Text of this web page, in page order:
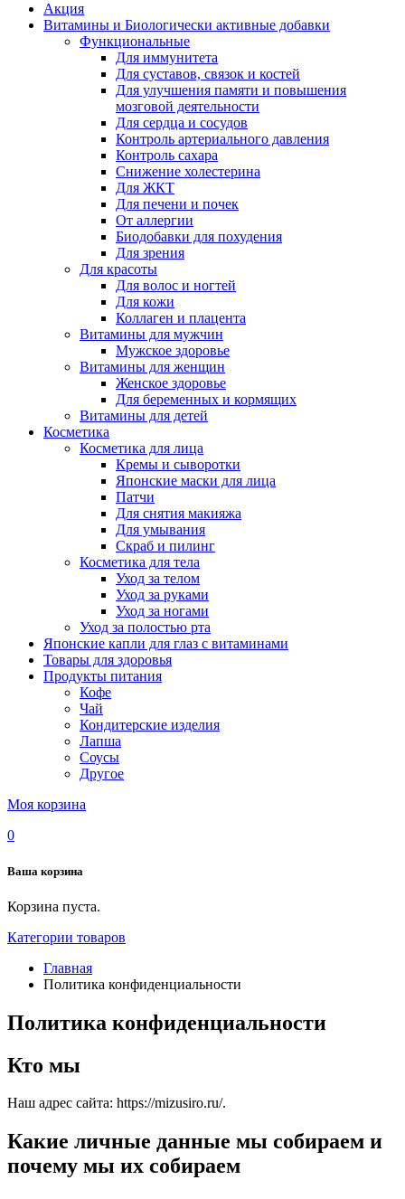
Акция
Витамины и Биологически активные добавки
Функциональные
Для иммунитета
Для суставов, связок и костей
Для улучшения памяти и повышения
мозговой деятельности
Для сердца и сосудов
Контроль артериального давления
Контроль сахара
Снижение холестерина
Для ЖКТ
Для печени и почек
От аллергии
Биодобавки для похудения
Для зрения
Для красоты
Для волос и ногтей
Для кожи
Коллаген и плацента
Витамины для мужчин
Мужское здоровье
Витамины для женщин
Женское здоровье
Для беременных и кормящих
Витамины для детей
Косметика
Косметика для лица
Кремы и сыворотки
Японские маски для лица
Патчи
Для снятия макияжа
Для умывания
Скраб и пилинг
Косметика для тела
Уход за телом
Уход за руками
Уход за ногами
Уход за полостью рта
Японские капли для глаз с витаминами
Товары для здоровья
Продукты питания
Кофе
Чай
Кондитерские изделия
Лапша
Соусы
Другое
Моя корзина
0
Ваша корзина
Корзина пуста.
Категории товаров
Главная
Политика конфиденциальности
Политика конфиденциальности
Кто мы
Наш адрес сайта: https://mizusiro.ru/.
Какие личные данные мы собираем и
почему мы их собираем